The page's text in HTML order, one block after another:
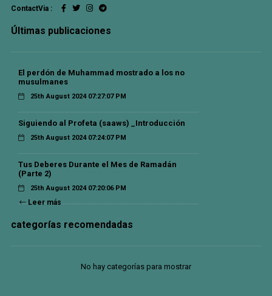
ContactVia :
Últimas publicaciones
El perdón de Muhammad mostrado a los no
musulmanes
25th August 2024 07:27:07 PM
Siguiendo al Profeta (saaws) _Introducción
25th August 2024 07:24:07 PM
Tus Deberes Durante el Mes de Ramadán
(Parte 2)
25th August 2024 07:20:06 PM
Leer más
categorías recomendadas
No hay categorías para mostrar